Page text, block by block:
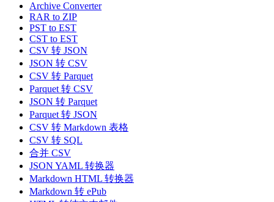
Archive Converter
RAR to ZIP
PST to EST
CST to EST
CSV 转 JSON
JSON 转 CSV
CSV 转 Parquet
Parquet 转 CSV
JSON 转 Parquet
Parquet 转 JSON
CSV 转 Markdown 表格
CSV 转 SQL
合并 CSV
JSON YAML 转换器
Markdown HTML 转换器
Markdown 转 ePub